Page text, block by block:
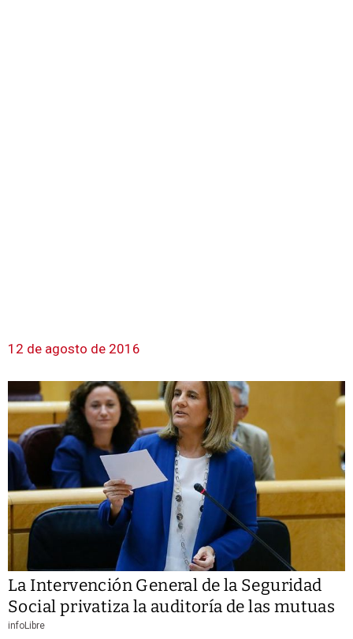
12 de agosto de 2016
La Intervención General de la Seguridad
Social privatiza la auditoría de las mutuas
infoLibre